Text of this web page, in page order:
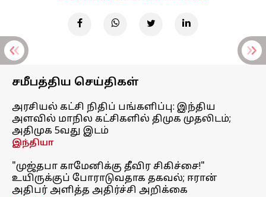
சமீபத்திய செய்திகள்
அரசியல் கட்சி நிதிப் பங்களிப்பு: இந்திய
அளவில் மாநில கட்சிகளில் திமுக முதலிடம்;
அதிமுக 5வது இடம்
இந்தியா
"முஜ்தபா காமேனிக்கு தீவிர சிகிச்சை!"
உயிருக்குப் போராடுவதாக தகவல்; ஈரான்
அதிபர் அளித்த அதிர்ச்சி அறிக்கை